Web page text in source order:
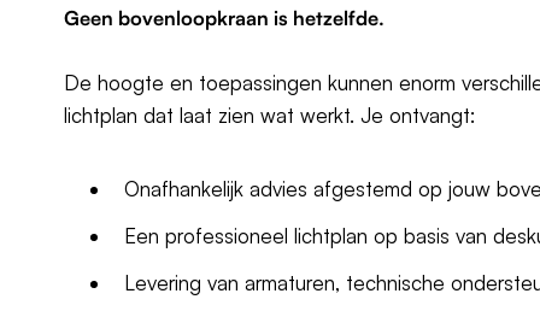
Geen bovenloopkraan is hetzelfde.
De hoogte en toepassingen kunnen enorm
lichtplan dat laat zien wat werkt. Je ontvangt:
Onafhankelijk advies afgestemd op jouw
Een professioneel lichtplan op basis van
Levering van armaturen, technische